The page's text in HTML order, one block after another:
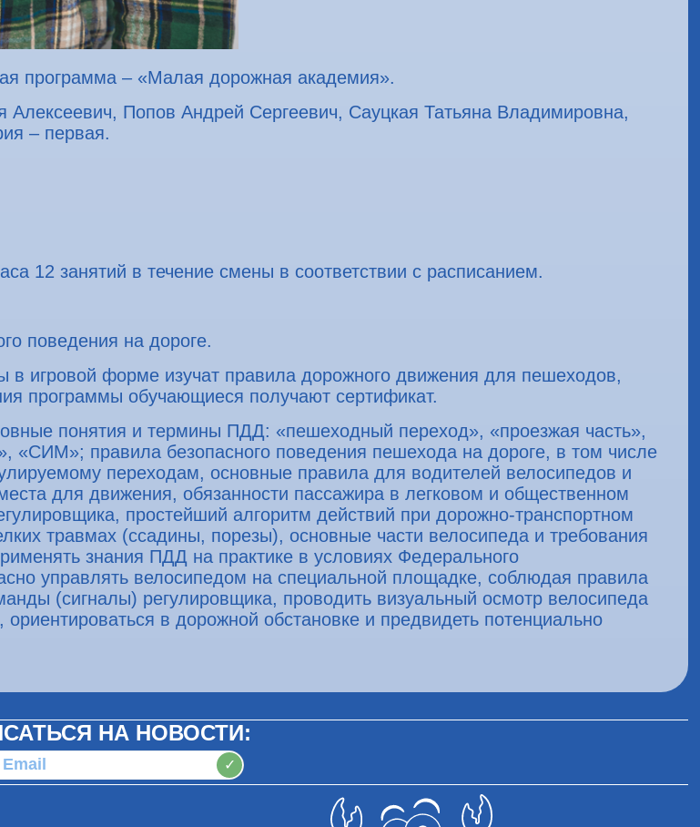
программа – «Малая дорожная академия».
Алексеевич, Попов Андрей Сергеевич, Сауцкая Татьяна Владимировна,
– первая.
12 занятий в течение смены в соответствии с расписанием.
поведения на дороге.
игровой форме изучат правила дорожного движения для пешеходов,
программы обучающиеся получают сертификат.
понятия и термины ПДД: «пешеходный переход», «проезжая часть»,
«СИМ»; правила безопасного поведения пешехода на дороге, в том числе
переходам, основные правила для водителей велосипедов и
для движения, обязанности пассажира в легковом и общественном
простейший алгоритм действий при дорожно-транспортном
травмах (ссадины, порезы), основные части велосипеда и требования
знания ПДД на практике в условиях Федерального
управлять велосипедом на специальной площадке, соблюдая правила
(сигналы) регулировщика, проводить визуальный осмотр велосипеда
в дорожной обстановке и предвидеть потенциально
НА НОВОСТИ:
✓